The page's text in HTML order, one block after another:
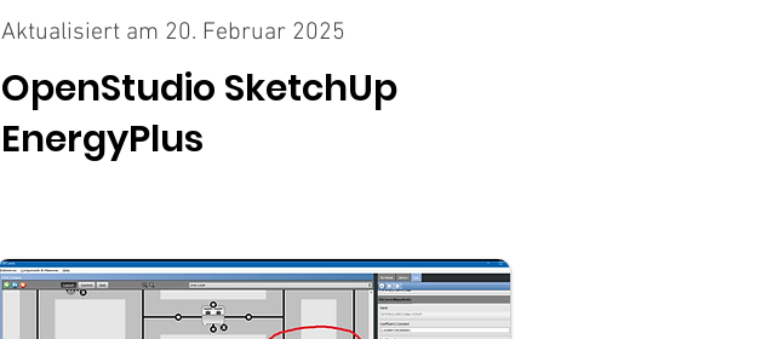
Aktualisiert am 20. Februar 2025
OpenStudio SketchUp
EnergyPlus